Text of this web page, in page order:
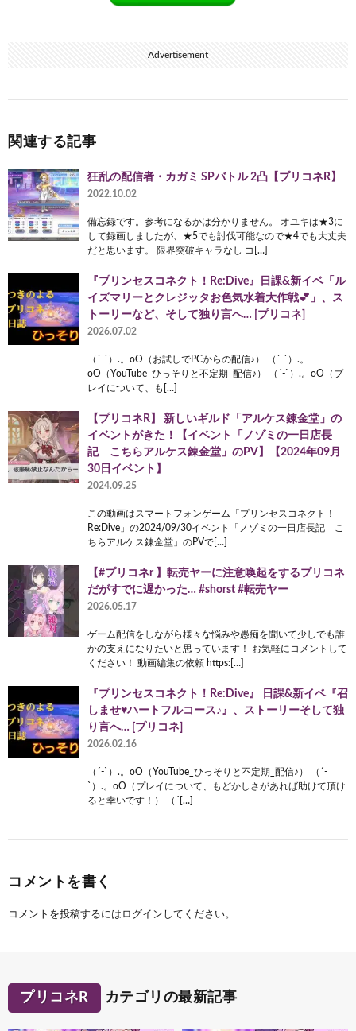
Advertisement
関連する記事
狂乱の配信者・カガミ SPバトル 2凸【プリコネR】
2022.10.02
備忘録です。参考になるかは分かりません。 オユキは★3に
して録画しましたが、★5でも討伐可能なので★4でも大丈夫
だと思います。 限界突破キャラなし コ[…]
『プリンセスコネクト！Re:Dive』日課&新イベ「ル
イズマリーとクレジッタお色気水着大作戦💕」、ス
トーリーなど、そして独り言へ… [プリコネ]
2026.07.02
（´-`）.。oO（お試しでPCからの配信♪） （´-`）.。
oO（YouTube_ひっそりと不定期_配信♪） （´-`）.。oO（プ
レイについて、も[…]
【プリコネR】 新しいギルド「アルケス錬金堂」の
イベントがきた！【イベント「ノゾミの一日店長
記 こちらアルケス錬金堂」のPV】【2024年09月
30日イベント】
2024.09.25
この動画はスマートフォンゲーム「プリンセスコネクト！
Re:Dive」の2024/09/30イベント「ノゾミの一日店長記 こ
ちらアルケス錬金堂」のPVで[…]
【#プリコネr 】転売ヤーに注意喚起をするプリコネ
だがすでに遅かった… #shorst #転売ヤー
2026.05.17
ゲーム配信をしながら様々な悩みや愚痴を聞いて少しでも誰
かの支えになりたいと思っています！ お気軽にコメントして
ください！ 動画編集の依頼 https:[…]
『プリンセスコネクト！Re:Dive』 日課&新イベ『召
しませ♥ハートフルコース♪』、ストーリーそして独
り言へ… [プリコネ]
2026.02.16
（´-`）.。oO（YouTube_ひっそりと不定期_配信♪） （´-
`）.。oO（プレイについて、もどかしさがあれば助けて頂け
ると幸いです！） （´[…]
コメントを書く
コメントを投稿するには ログイン してください。
プリコネR カテゴリの最新記事